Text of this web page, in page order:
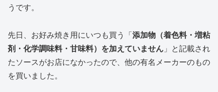
うです。
先日、お好み焼き用にいつも買う「 添加物（着色料・増粘
剤・化学調味料・甘味料）を加えていません 」と記載され
たソースがお店になかったので、他の有名メーカーのもの
を買いました。